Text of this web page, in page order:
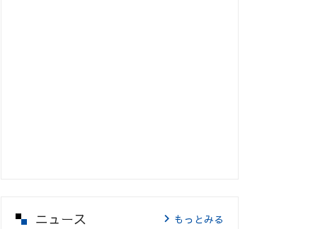
ニュース もっとみる